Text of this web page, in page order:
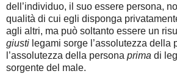
dell’individuo, il suo essere persona,
qualità di cui egli disponga
agli altri, ma può soltanto essere un
giusti legami sorge l’assolutezza della
l’assolutezza della persona prima di
sorgente del male.